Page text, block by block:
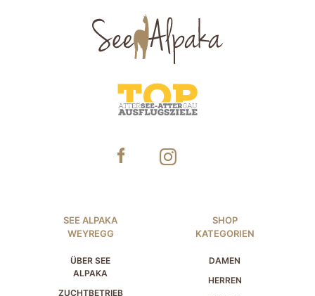
SEE ALPAKA
WEYREGG
ÜBER SEE
ALPAKA
ZUCHTBETRIEB
SHOP
KATEGORIEN
DAMEN
HERREN